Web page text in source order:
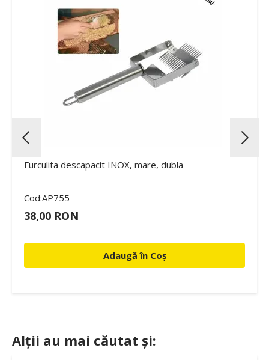
Furculita descapacit INOX, mare, dubla
Cod:AP755
38,00 RON
Adaugă în Coș
Alții au mai căutat și: